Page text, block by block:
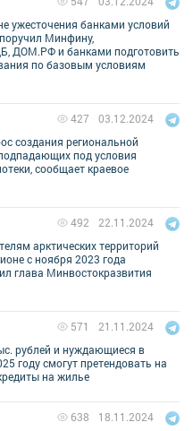
ужесточения банками условий
Минфину,
ДОМ.РФ и банками подготовить
по базовым условиям
создания региональной
под условия
сообщает краевое
03.12.2024
427
арктических территорий
с ноября 2023 года
глава Минвостокразвития
22.11.2024
492
рублей и нуждающиеся в
году смогут претендовать на
на жилье
21.11.2024
571
18.11.2024
638